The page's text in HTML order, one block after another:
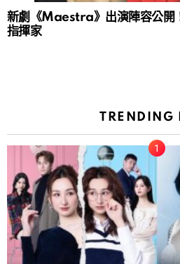
新劇《Maestra》出演陣容公開
指揮家
TRENDING